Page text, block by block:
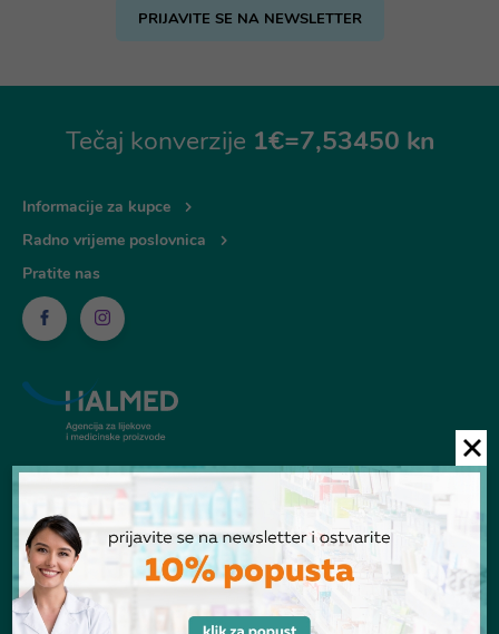
PRIJAVITE SE NA NEWSLETTER
Tečaj konverzije 1€=7,53450 kn
Informacije za kupce
Radno vrijeme poslovnica
Pratite nas
© Ljekarna Talan 2026